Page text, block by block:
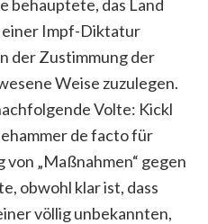
behauptete, das Land
einer Impf-Diktatur
der Zustimmung der
Weise zuzulegen.
Volte: Kickl
de facto für
„Maßnahmen“ gegen
obwohl klar ist, dass
völlig unbekannten,